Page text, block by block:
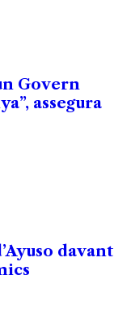
Govern
assegura
davant